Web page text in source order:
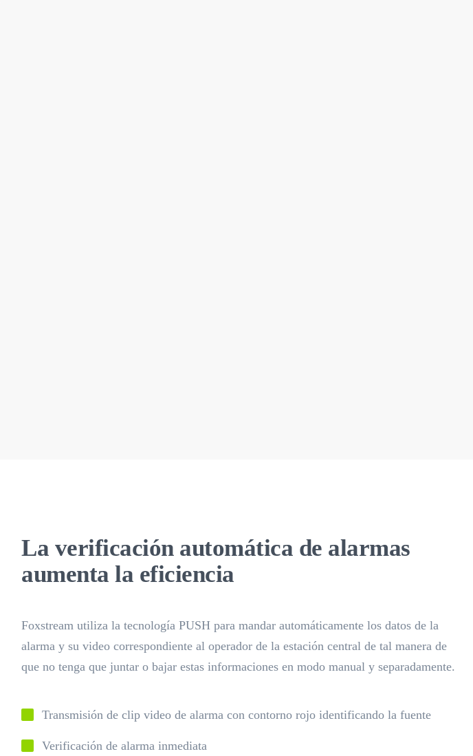
La verificación automática de alarmas
aumenta la eficiencia
Foxstream utiliza la tecnología PUSH para mandar automáticamente los datos de la
alarma y su video correspondiente al operador de la estación central de tal manera de
que no tenga que juntar o bajar estas informaciones en modo manual y separadamente.
Transmisión de clip video de alarma con contorno rojo identificando la fuente
Verificación de alarma inmediata